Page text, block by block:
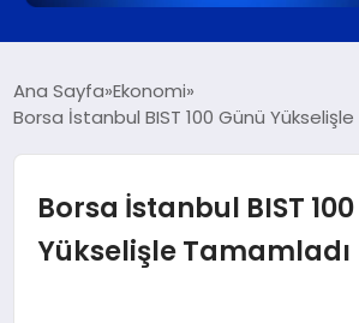
DÜNYA
Ana Sayfa Ekonomi
Borsa İstanbul BIST 100 Günü
Borsa İstanbul BIST
Yükselişle Tamamladı